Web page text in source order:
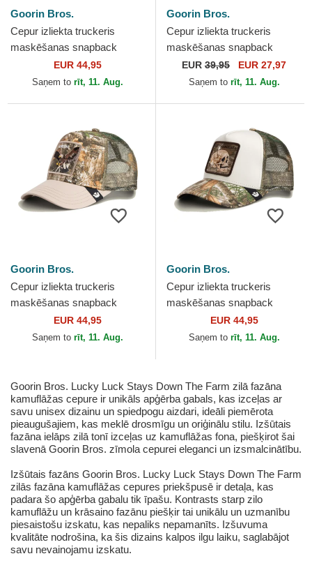
Goorin Bros.
Cepur izliekta truckeris
maskēšanas snapback
Realtree Edge Grump Dog
The Farm no Goorin Bros.
EUR 44,95
Saņem to rīt, 11. Aug.
Goorin Bros.
Cepur izliekta truckeris
maskēšanas snapback
Camo Crush Insider Club
The Farm no Goorin Bros.
EUR 39,95 EUR 27,97
Saņem to rīt, 11. Aug.
Goorin Bros.
Cepur izliekta truckeris
maskēšanas snapback
Realtree Edge Represent
Eagle The Farm no Goorin
EUR 44,95
Saņem to rīt, 11. Aug.
Goorin Bros.
Cepur izliekta truckeris
maskēšanas snapback
Realtree Edge Cancelled
Skull The Farm no Goorin
EUR 44,95
Saņem to rīt, 11. Aug.
Goorin Bros. Lucky Luck Stays Down The Farm zilā fazāna
kamuflāžas cepure ir unikāls apģērba gabals, kas izceļas ar
savu unisex dizainu un spiedpogu aizdari, ideāli piemērota
pieaugušajiem, kas meklē drosmīgu un oriģinālu stilu. Izšūtais
fazāna ielāps zilā tonī izceļas uz kamuflāžas fona, piešķirot šai
slavenā Goorin Bros. zīmola cepurei eleganci un izsmalcinātību.
Izšūtais fazāns Goorin Bros. Lucky Luck Stays Down The Farm
zilās fazāna kamuflāžas cepures priekšpusē ir detaļa, kas
padara šo apģērba gabalu tik īpašu. Kontrasts starp zilo
kamuflāžu un krāsaino fazānu piešķir tai unikālu un uzmanību
piesaistošu izskatu, kas nepaliks nepamanīts. Izšuvuma
kvalitāte nodrošina, ka šis dizains kalpos ilgu laiku, saglabājot
savu nevainojamu izskatu.